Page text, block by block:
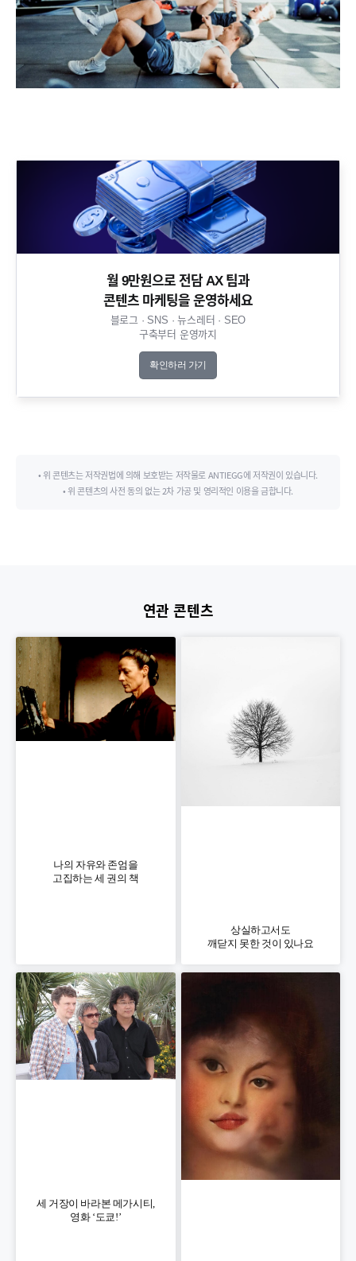
월 9만원으로 전담 AX 팀과
콘텐츠 마케팅을 운영하세요​
블로그 · SNS · 뉴스레터 · SEO
구축부터 운영까지​
확인하러 가기
• 위 콘텐츠는 저작권법에 의해 보호받는 저작물로 ANTIEGG에 저작권이 있습니다.
• 위 콘텐츠의 사전 동의 없는 2차 가공 및 영리적인 이용을 금합니다.
연관 콘텐츠
나의 자유와 존엄을
고집하는 세 권의 책
상실하고서도
깨닫지 못한 것이 있나요
세 거장이 바라본 메가시티,
영화 ‘도쿄!’